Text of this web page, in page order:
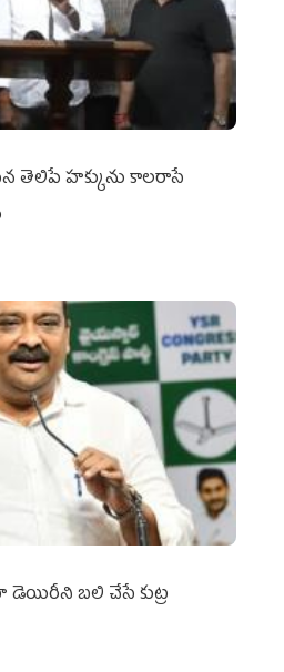
తెలిపే హక్కును కాలరాసే
బలి చేసే కుట్ర‌